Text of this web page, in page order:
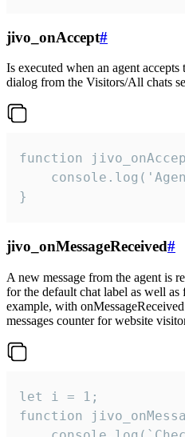
jivo_onAccept#
Is executed when an agent
dialog from the Visitors/All chats
function
}
jivo_onMessageReceived#
A new message from the agent is
for the default chat label as well
example, with
messages counter for website
let i = 1;
function